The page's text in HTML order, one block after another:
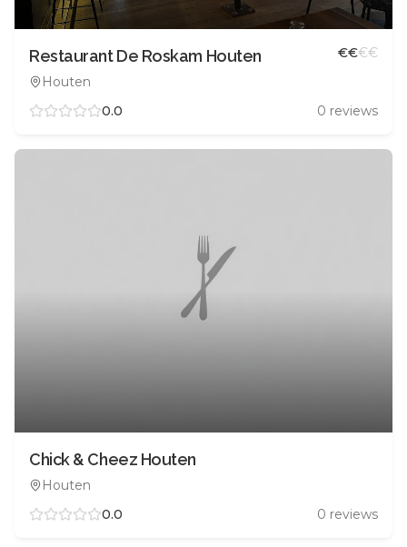
Restaurant De Roskam Houten
Houten
€€€€
0.0 0 reviews
Chick & Cheez Houten
Houten
0.0
0 reviews